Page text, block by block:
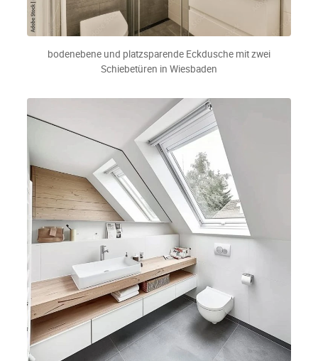
bodenebene und platzsparende Eckdusche mit zwei
Schiebetüren in Wiesbaden